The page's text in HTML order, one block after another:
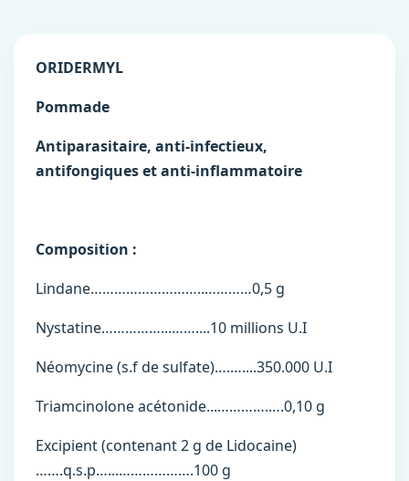
ORIDERMYL
Pommade
Antiparasitaire, anti-infectieux,
antifongiques et anti-inflammatoire
Composition :
Lindane………………………..…………0,5 g
Nystatine……………...……....10 millions U.I
Néomycine (s.f de sulfate)….…....350.000 U.I
Triamcinolone acétonide...………….….0,10 g
Excipient (contenant 2 g de Lidocaine)
…….q.s.p…...……………….100 g